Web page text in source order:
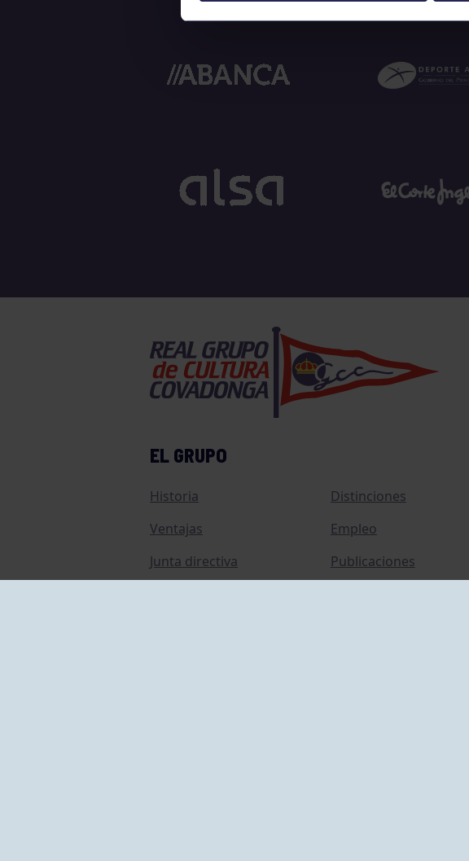
EL GRUPO
Historia
Distinciones
Ventajas
Empleo
Junta directiva
Publicaciones